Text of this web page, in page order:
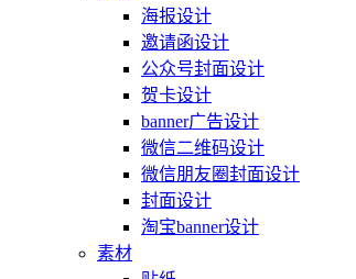
海报设计
邀请函设计
公众号封面设计
贺卡设计
banner广告设计
微信二维码设计
微信朋友圈封面设计
封面设计
淘宝banner设计
素材